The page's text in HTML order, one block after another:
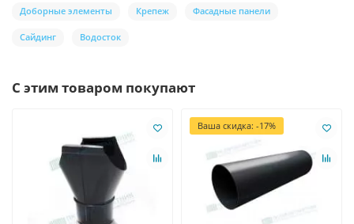
Доборные элементы Крепеж Фасадные панели
Сайдинг Водосток
С этим товаром покупают
Ваша скидка: -17%